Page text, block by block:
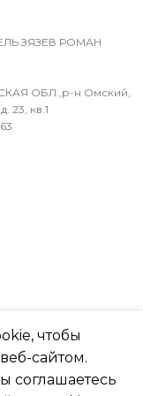
ДЛЯ
ПЛОЩАДЬЮ
ВНЕШНЕГО
ЗЯЗЕВ РОМАН
ОБЛ.,р-н Омский,
23, кв.1
чтобы
сайтом.
соглашаетесь